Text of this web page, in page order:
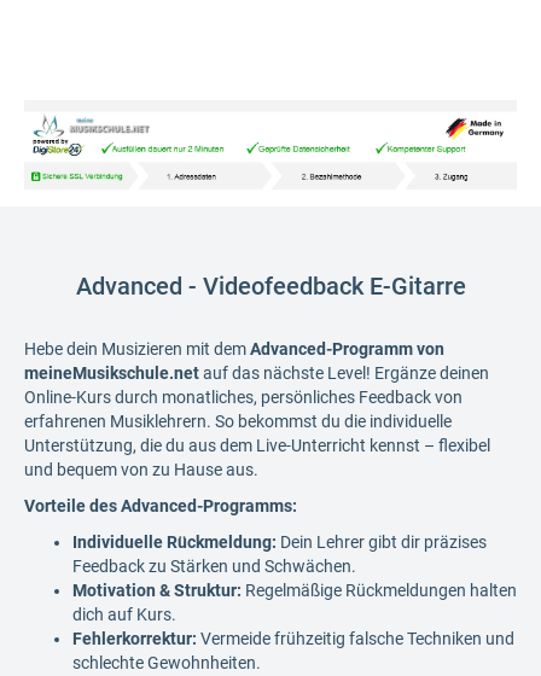
Advanced - Videofeedback E-Gitarre
Hebe dein Musizieren mit demAdvanced-Programm von
meineMusikschule.netauf das nächste Level! Ergänze deinen
Online-Kurs durch monatliches, persönliches Feedback von
erfahrenen Musiklehrern. So bekommst du die individuelle
Unterstützung, die du aus dem Live-Unterricht kennst – flexibel
und bequem von zu Hause aus.
Vorteile des Advanced-Programms:
Individuelle Rückmeldung: Dein Lehrer gibt dir präzises
Feedback zu Stärken und Schwächen.
Motivation & Struktur: Regelmäßige Rückmeldungen halten
dich auf Kurs.
Fehlerkorrektur: Vermeide frühzeitig falsche Techniken und
schlechte Gewohnheiten.